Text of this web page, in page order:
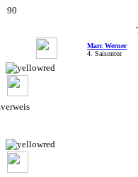
90
Marc Werner
4. Saisontor